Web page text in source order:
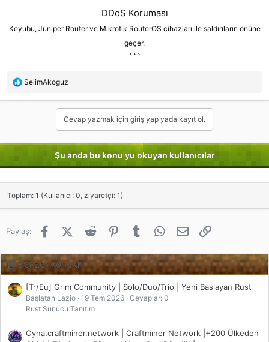
DDoS Koruması
Keyubu, Juniper Router ve Mikrotik RouterOS cihazları ile saldırıların önüne
geçer.
```​
R
a
o
s
SelimAkoguz
Cevap yazmak için giriş yap yada kayıt ol.
Şu anda bu konu'yu okuyan kullanıcılar
Toplam: 1 (Kullanıcı: 0, ziyaretçi: 1)
Paylaş: FacebookX (Twitter)
Reddit PinterestTumblr WhatsAppE-posta
Benzer konular
[Tr/Eu] Grım Community | Solo/Duo/Trio | Yeni Baslayan Rust
Başlatan Lazio 19 Tem 2026 Cevaplar: 0
Rust Sunucu Tanıtım
Oyna.craftminer.network | Craftmi̇ner Network |+200 Ülkeden